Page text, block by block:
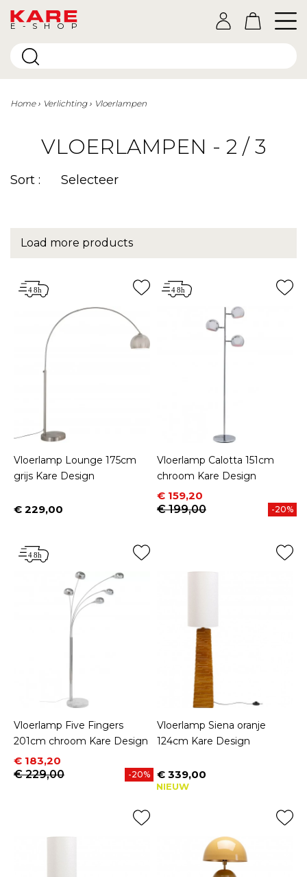
E-SHOP
Home Verlichting Vloerlampen
VLOERLAMPEN - 2 / 3
Sort : Selecteer
Load more products
Vloerlamp Lounge 175cm
grijs Kare Design
Prijs
€ 229,00
Vloerlamp Calotta 151cm
chroom Kare Design
Prijs
€ 159,20
Normale prijs
€ 199,00
-20%
Vloerlamp Five Fingers
201cm chroom Kare Design
Prijs
€ 183,20
Normale prijs
€ 229,00
-20%
Vloerlamp Siena oranje
124cm Kare Design
Prijs
€ 339,00
NIEUW